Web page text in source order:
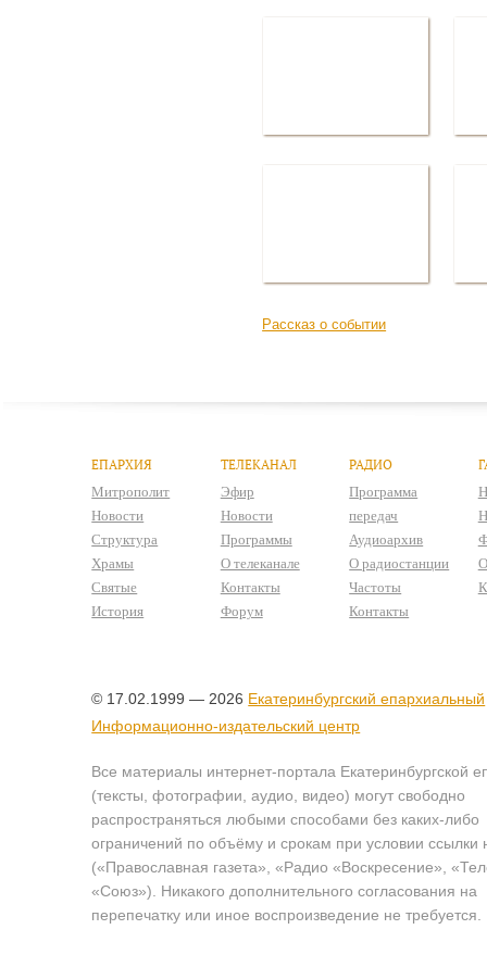
Рассказ о событии
ЕПАРХИЯ
Митрополит
Новости
Структура
Храмы
Святые
История
ТЕЛЕКАНАЛ
Эфир
Новости
Программы
О телеканале
Контакты
Форум
РАДИО
Программа
передач
Аудиоархив
О радиостанции
Частоты
Контакты
© 17.02.1999 — 2026 Екатеринбургский епархиальный
Информационно-издательский центр
Все материалы интернет-портала Екатеринбургской
(тексты, фотографии, аудио, видео) могут свободно
распространяться любыми способами без каких-либо
ограничений по объёму и срокам при условии ссылки
(«Православная газета», «Радио «Воскресение»,
«Союз»). Никакого дополнительного согласования на
перепечатку или иное воспроизведение не требуется.